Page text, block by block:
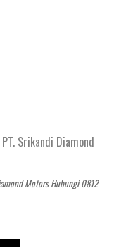
Motors Hubungi 0812